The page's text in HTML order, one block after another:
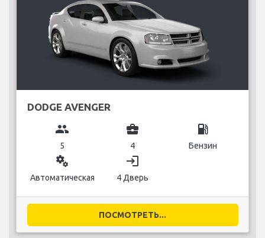
DODGE AVENGER
group
5
business_center
4
local_gas_station
Бензин
miscellaneous_services
Автоматическая
login
4 Дверь
ПОСМОТРЕТЬ...